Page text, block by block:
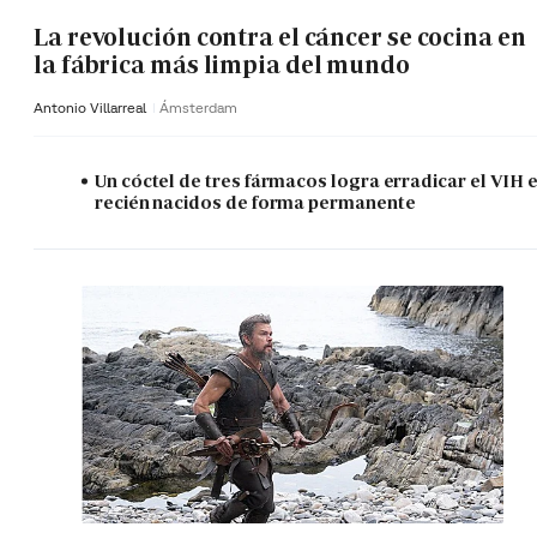
La revolución contra el cáncer se cocina en
la fábrica más limpia del mundo
Antonio Villarreal Ámsterdam
Un cóctel de tres fármacos logra erradicar el VIH
recién nacidos de forma permanente